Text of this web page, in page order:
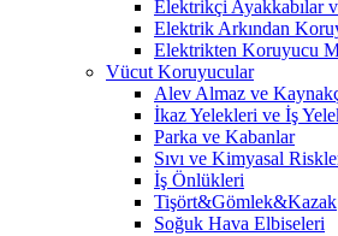
Elektrikçi Ayakkabılar
Elektrik Arkından
Elektrikten Koruyucu
Vücut Koruyucular
Alev Almaz ve
İkaz Yelekleri ve İş
Parka ve Kabanlar
Sıvı ve Kimyasal
İş Önlükleri
Tişört&Gömlek&Kazak
Soğuk Hava Elbiseleri